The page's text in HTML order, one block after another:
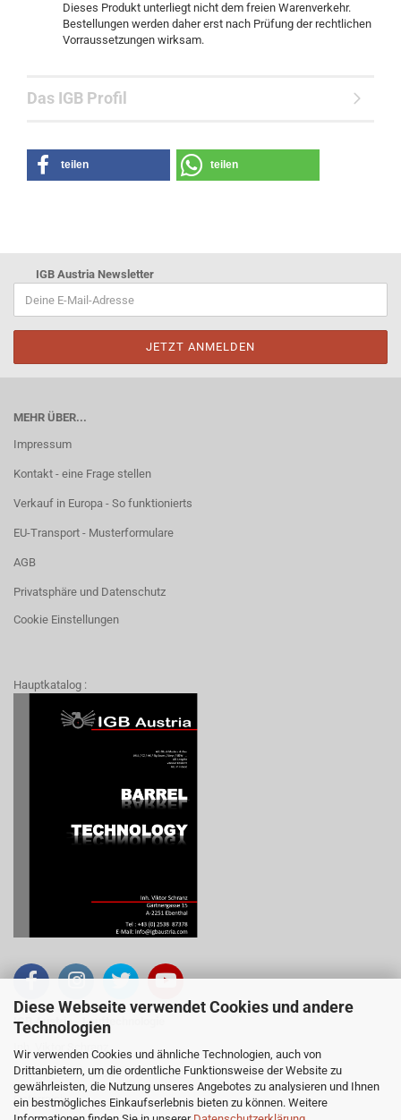
Diese Webseite verwendet Cookies und andere
Technologien
Wir verwenden Cookies und ähnliche Technologien, auch von
Drittanbietern, um die ordentliche Funktionsweise der Website zu
gewährleisten, die Nutzung unseres Angebotes zu analysieren und Ihnen
ein bestmögliches Einkaufserlebnis bieten zu können. Weitere
Dieses Produkt unterliegt nicht dem freien Warenverkehr.
Bestellungen werden daher erst nach Prüfung der rechtlichen
Vorraussetzungen wirksam.
Das IGB Profil
teilen teilen
IGB Austria Newsletter
MEHR ÜBER...
Impressum
Kontakt - eine Frage stellen
Verkauf in Europa - So funktionierts
EU-Transport - Musterformulare
AGB
Privatsphäre und Datenschutz
Cookie Einstellungen
Hauptkatalog :
IGB Austria - Lauftechnologie
Inh. Viktor Schranz
Gärtnergasse 15, 2251 Ebenthal
Österreich